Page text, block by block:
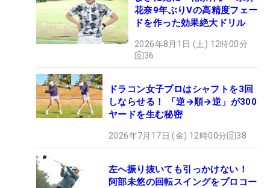
花奈9年ぶりVの高精度フェー
ドを作った効果絶大ドリル
2026年8月1日 (土) 12時00分
36
ドラコン女子プロはシャフトを3回
しならせる！ 「逆→順→逆」が300
ヤードを生む秘密
2026年7月17日 (金) 12時00分 38
左へ振り抜いても引っかけない！
阿部未悠の回転スイングをプロコー